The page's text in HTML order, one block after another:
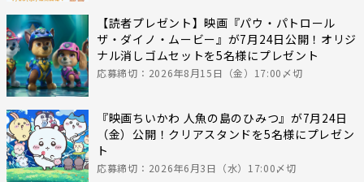
【読者プレゼント】映画『パウ・パトロール
ザ・ダイノ・ムービー』が7月24日公開！オリジ
ナル消しゴムセットを5名様にプレゼント
応募締切：2026年8月15日（金）17:00〆切
『映画ちいかわ 人魚の島のひみつ』が7月24日
（金）公開！クリアスタンドを5名様にプレゼン
ト
応募締切：2026年6月3日（水）17:00〆切